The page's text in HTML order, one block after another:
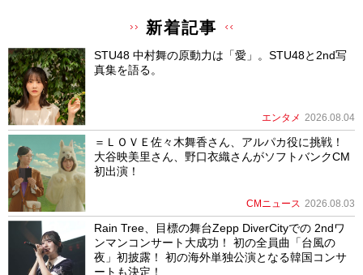
新着記事
STU48 中村舞の原動力は「愛」。STU48と2nd写
真集を語る。
エンタメ 2026.08.04
＝ＬＯＶＥ佐々木舞香さん、アルパカ役に挑戦！
大谷映美里さん、野口衣織さんがソフトバンクCM
初出演！
CMニュース 2026.08.03
Rain Tree、目標の舞台Zepp DiverCityでの 2ndワ
ンマンコンサート大成功！ 初の全員曲「台風の
夜」初披露！ 初の海外単独公演となる韓国コンサ
ートも決定！